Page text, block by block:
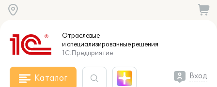
Отраслевые
и специализированныерешения
1С:Предприятие
Каталог Вход